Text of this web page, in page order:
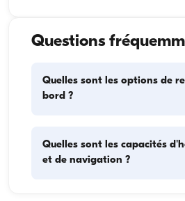
Questions
Quelles sont les options de
bord ?
éléments principaux :
préparation des repas. Pour
Quelles sont les capacités
et de navigation ?